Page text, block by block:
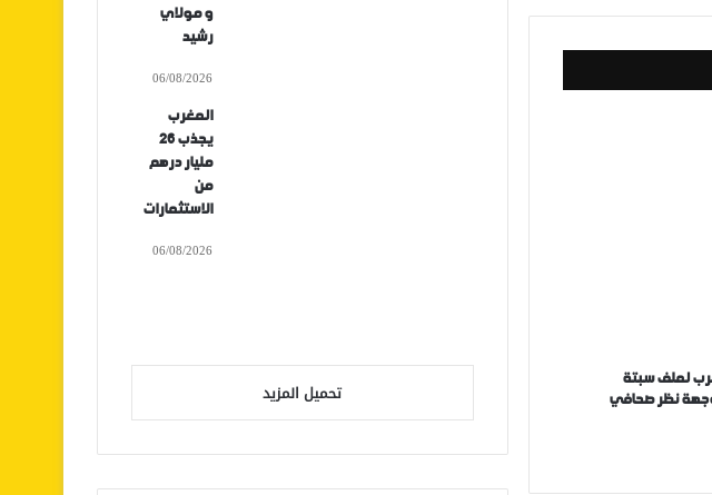
لملف سبتة
نظر صحافي
و مولاي
رشيد
06/08/2026
المغرب
يجذب 26
مليار درهم
من
الاستثمارات
06/08/2026
تحميل المزيد